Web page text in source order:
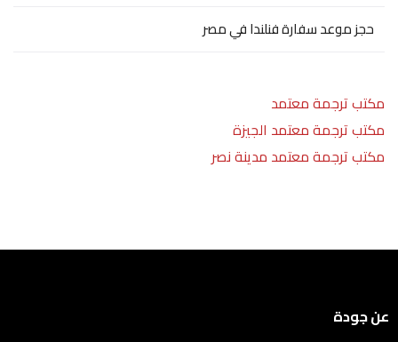
حجز موعد سفارة فنلندا في مصر
مكتب ترجمة معتمد
مكتب ترجمة معتمد الجيزة
مكتب ترجمة معتمد مدينة نصر
عن جودة